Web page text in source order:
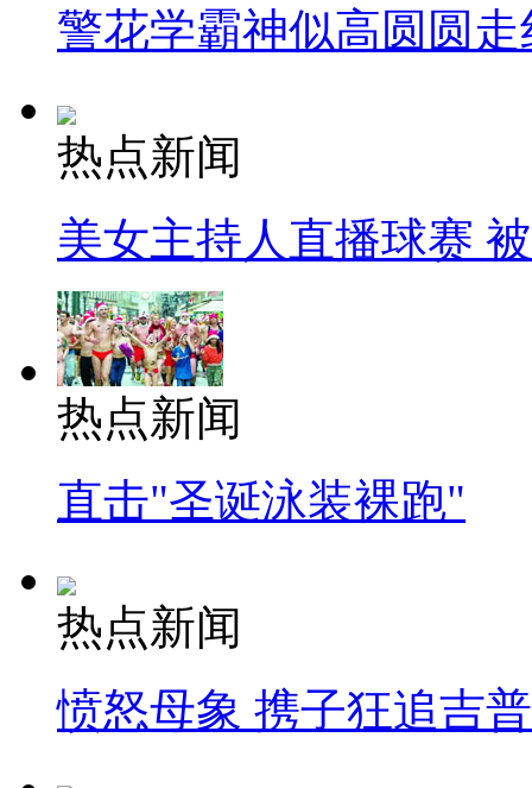
警花学霸神似高圆圆走
热点新闻
美女主持人直播球赛
热点新闻
直击"圣诞泳装裸跑"
热点新闻
愤怒母象 携子狂追吉